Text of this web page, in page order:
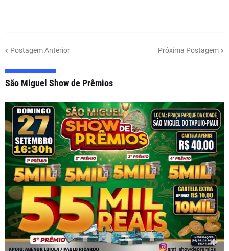
Postagem Anterior Próxima Postagem
São Miguel Show de Prêmios